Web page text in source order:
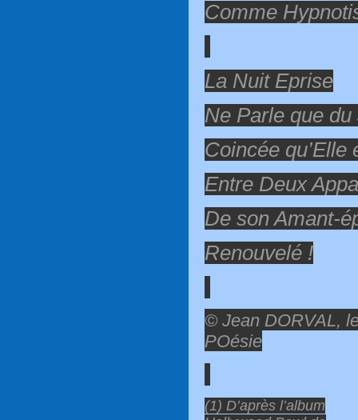
Comme
La Nuit Eprise
Ne Parle que du
Coincée qu’Elle
Entre Deux
De son Amant-
Renouvelé !
© Jean DORVAL,
POésie
(1) D’après l’album